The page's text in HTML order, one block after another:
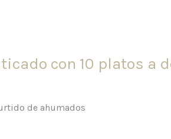
con 10 platos a
de ahumados